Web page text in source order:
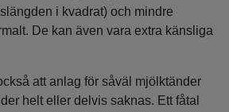
i kvadrat) och mindre
De kan även vara extra känsliga
att anlag för såväl mjölktänder
helt eller delvis saknas. Ett fåtal